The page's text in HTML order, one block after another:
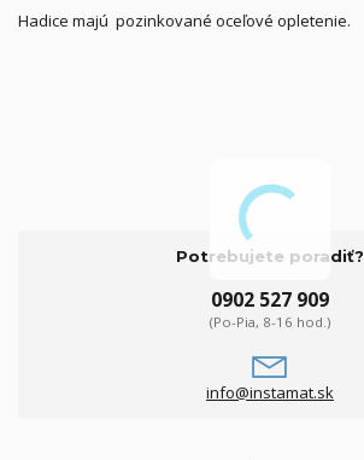
Hadice majú pozinkované oceľové opletenie.
Potrebujete poradiť?
0902 527 909
(Po-Pia, 8-16 hod.)
info@instamat.sk